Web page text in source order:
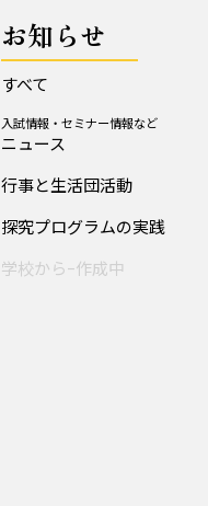
お知らせ
すべて
入試情報・セミナー情報など
ニュース
行事と生活団活動
探究プログラムの実践
学校からｰ作成中